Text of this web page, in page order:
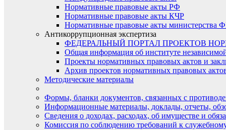
Нормативные правовые акты РФ
Нормативные правовые акты КЧР
Нормативные правовые акты министерства
Антикоррупционная экспертиза
ФЕДЕРАЛЬНЫЙ ПОРТАЛ ПРОЕКТОВ
Общая информация об институте
Проекты нормативных правовых актов и
Архив проектов нормативных правовых
Методические материалы
Формы, бланки документов, связанных с
Информационные материалы, доклады, отчеты,
Сведения о доходах, расходах, об имуществе и
Комиссия по соблюдению требований к